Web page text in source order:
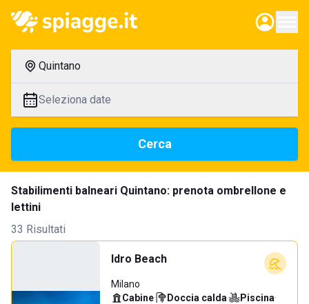
Quintano
Seleziona date
Cerca
Stabilimenti balneari Quintano: prenota ombrellone e
lettini
33 Risultati
Idro Beach
Milano
Cabine· Doccia calda· Piscina·